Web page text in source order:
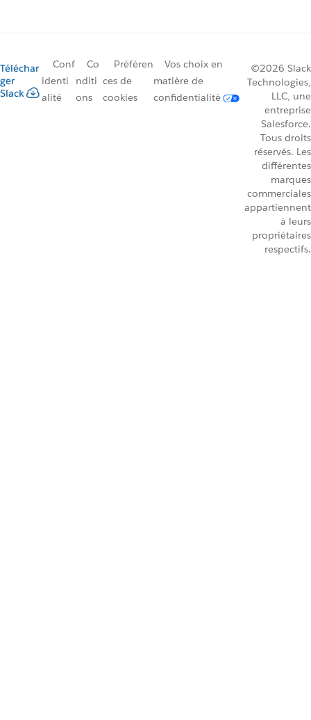
Téléchar
ger
Slack
Conf
identi
alité
Co
nditi
ons
Préféren
ces de
cookies
Vos choix en
matière de
confidentialité
©2026 Slack
Technologies,
LLC, une
entreprise
Salesforce.
Tous droits
réservés. Les
différentes
marques
commerciales
appartiennent
à leurs
propriétaires
respectifs.